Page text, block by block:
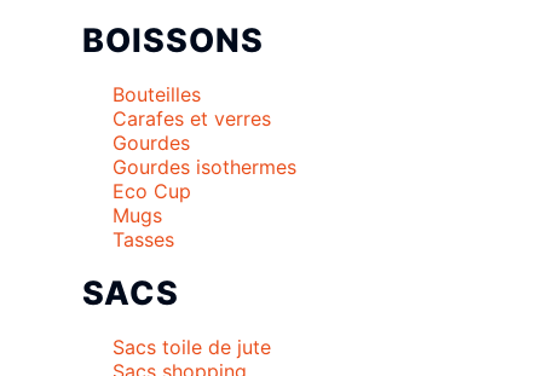
BOISSONS
Bouteilles
Carafes et verres
Gourdes
Gourdes isothermes
Eco Cup
Mugs
Tasses
SACS
Sacs toile de jute
Sacs shopping